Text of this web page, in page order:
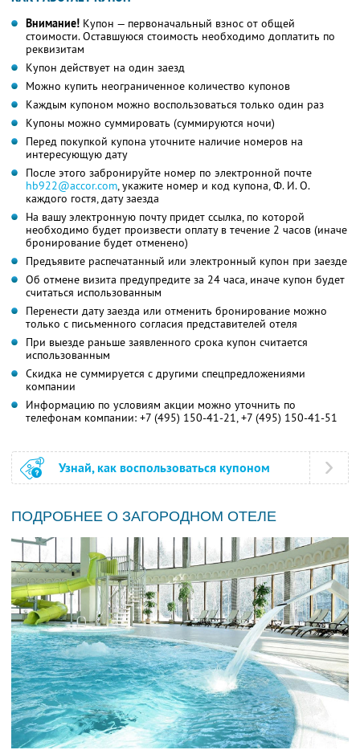
Внимание! Купон — первоначальный взнос от общей
стоимости. Оставшуюся стоимость необходимо доплатить по
реквизитам
Купон действует на один заезд
Можно купить неограниченное количество купонов
Каждым купоном можно воспользоваться только один раз
Купоны можно суммировать (суммируются ночи)
Перед покупкой купона уточните наличие номеров на
интересующую дату
После этого забронируйте номер по электронной почте
hb922@accor.com, укажите номер и код купона,Ф. И. О.
каждого гостя, дату заезда
На вашу электронную почту придет ссылка, по которой
необходимо будет произвести оплату в течение 2 часов (иначе
бронирование будет отменено)
Предъявите распечатанный или электронный купон при заезде
Об отмене визита предупредите за 24 часа, иначе купон будет
считаться использованным
Перенести дату заезда или отменить бронирование можно
только с письменного согласия представителей отеля
При выезде раньше заявленного срока купон считается
использованным
Скидка не суммируется с другими спецпредложениями
компании
Информацию по условиям акции можно уточнить по
телефонам компании: +7 (495) 150-41-21, +7 (495) 150-41-51
Узнай, как воспользоваться купоном
ПОДРОБНЕЕ О ЗАГОРОДНОМ ОТЕЛЕ